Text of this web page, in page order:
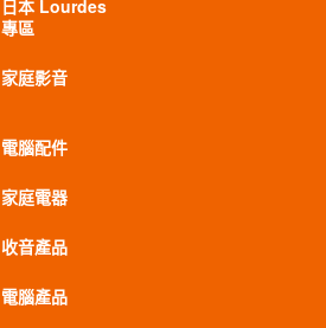
日本 Lourdes
專區
家庭影音
電腦配件
家庭電器
收音產品
電腦產品